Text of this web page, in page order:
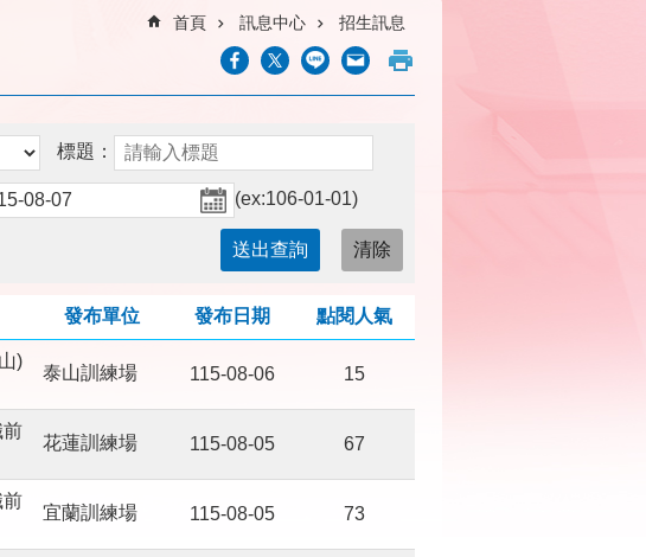
首頁 訊息中心 招生訊息
標題：
(ex:106-01-01)
發布單位 發布日期 點閱人氣
)
泰山訓練場 115-08-06 15
前
花蓮訓練場 115-08-05 67
前
宜蘭訓練場 115-08-05 73